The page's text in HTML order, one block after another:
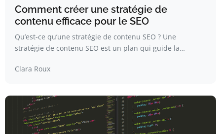
Comment créer une stratégie de
contenu efficace pour le SEO
Qu’est-ce qu’une stratégie de contenu SEO ? Une
stratégie de contenu SEO est un plan qui guide la…
Clara Roux